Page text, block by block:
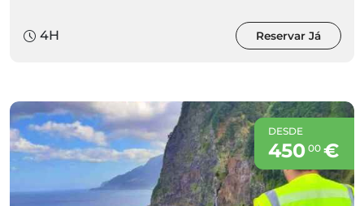
4H Reservar Já
DESDE
450 00€